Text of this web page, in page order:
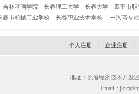
吉林动画学院 长春理工大学 长春大学
四平市
春市机械工业学校 长春职业技术学校 一汽高专
个人注册 企业注册
地址：长春经济技术开发
Email：